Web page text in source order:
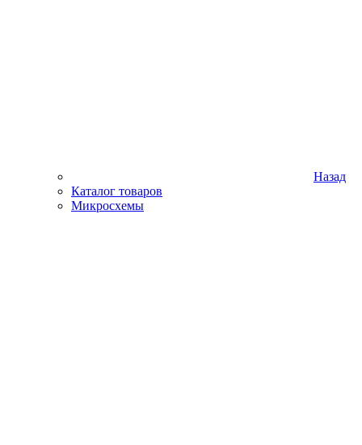
Назад
Каталог товаров
Микросхемы